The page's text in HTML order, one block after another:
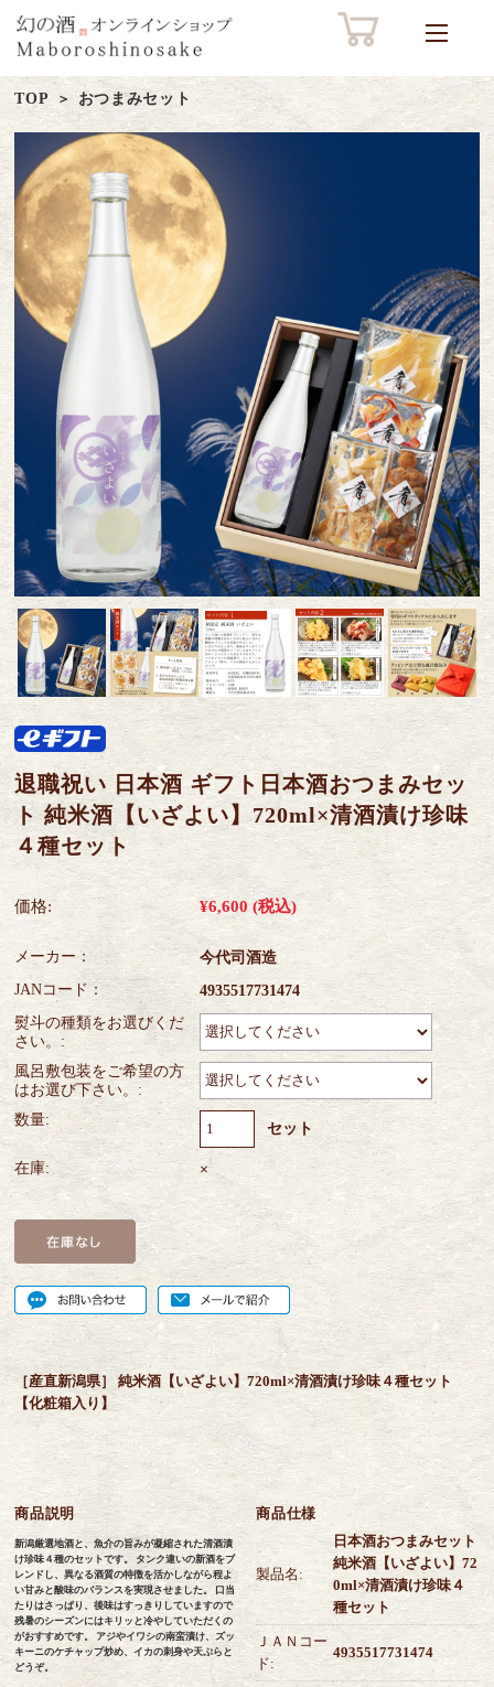
TOP おつまみセット
退職祝い 日本酒 ギフト日本酒おつまみセッ
ト 純米酒【いざよい】720ml×清酒漬け珍味
４種セット
価格: ¥6,600 (税込)
メーカー：
今代司酒造
JANコード：
4935517731474
熨斗の種類をお選びくだ
さい。:
風呂敷包装をご希望の方
はお選び下さい。:
数量:
セット
在庫: ×
［産直新潟県］ 純米酒【いざよい】720ml×清酒漬け珍味４種セット
【化粧箱入り】
商品説明
新潟厳選地酒と、魚介の旨みが凝縮された清酒漬
け珍味４種のセットです。 タンク違いの新酒をブ
レンドし、異なる酒質の特徴を活かしながら程よ
い甘みと酸味のバランスを実現させました。 口当
たりはさっぱり、後味はすっきりしていますので
残暑のシーズンにはキリッと冷やしていただくの
がおすすめです。 アジやイワシの南蛮漬け、ズッ
キーニのケチャップ炒め、イカの刺身や天ぷらと
どうぞ。
商品仕様
製品名:
日本酒おつまみセット
純米酒【いざよい】72
0ml×清酒漬け珍味４
種セット
ＪＡＮコー
ド:
4935517731474